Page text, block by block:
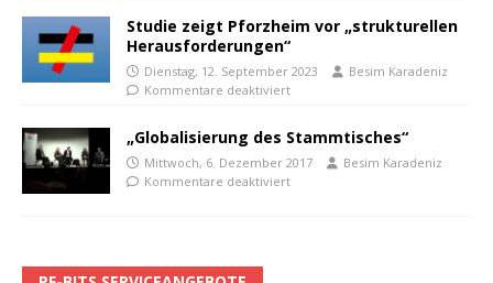
Studie zeigt Pforzheim vor „strukturellen
Herausforderungen“
Dienstag, 12. September 2023
Besim Karadeniz
Kommentare deaktiviert
„Globalisierung des Stammtisches“
Mittwoch, 6. Dezember 2017
Besim Karadeniz
Kommentare deaktiviert